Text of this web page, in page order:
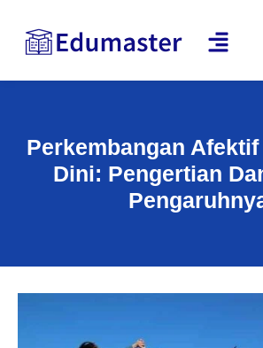
Perkembangan
Dini: Pengertian